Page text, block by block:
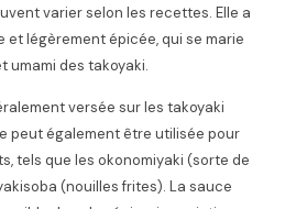
varier selon les recettes. Elle a
et légèrement épicée, qui se marie
umami des takoyaki.
versée sur les takoyaki
peut également être utilisée pour
tels que les okonomiyaki (sorte de
(nouilles frites). La sauce